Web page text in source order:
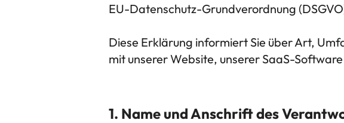
EU-Datenschutz-Grundverordnung
Diese Erklärung informiert Sie über Art,
mit unserer Website, unserer SaaS-
​​​​1. Name und Anschrift des